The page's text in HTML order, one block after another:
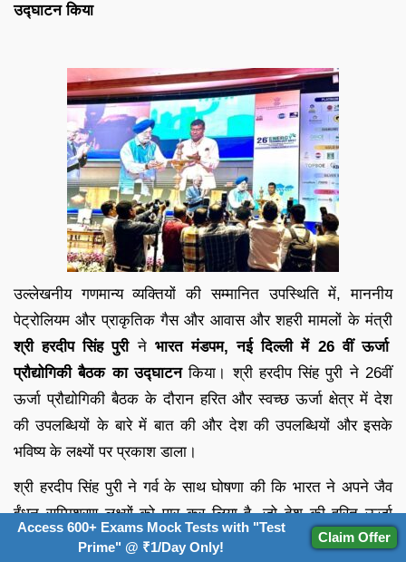
उद्घाटन किया
उल्लेखनीय गणमान्य व्यक्तियों की सम्मानित उपस्थिति में, माननीय
पेट्रोलियम और प्राकृतिक गैस और आवास और शहरी मामलों के मंत्री
श्री हरदीप सिंह पुरीने भारत मंडपम, नई दिल्ली में 26 वीं ऊर्जा
प्रौद्योगिकी बैठक का उद्घाटनकिया। श्री हरदीप सिंह पुरी ने 26वीं
ऊर्जा प्रौद्योगिकी बैठक के दौरान हरित और स्वच्छ ऊर्जा क्षेत्र में देश
की उपलब्धियों के बारे में बात की और देश की उपलब्धियों और इसके
भविष्य के लक्ष्यों पर प्रकाश डाला।
श्री हरदीप सिंह पुरी ने गर्व के साथ घोषणा की कि भारत ने अपने जैव
ईंधन सम्मिश्रण लक्ष्यों को पार कर लिया है, जो देश की हरित ऊर्जा
रणनीति का एक महत्वपूर्ण घटक है। प्रारंभिक लक्ष्य नवंबर 2022 तक
Access 600+ Exams Mock Tests with "Test
Prime" @ ₹1/Day Only!
Claim Offer